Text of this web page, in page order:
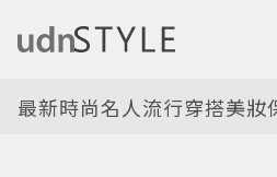
最新時尚名人流行穿搭美妝